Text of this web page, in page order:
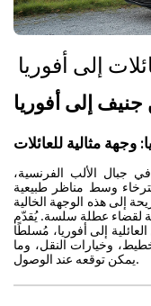
إلى أفوريا
إلى أفوريا
وجهة مثالية للعائلات
جبال الألب الفرنسية،
وسط مناظر طبيعية
إلى هذه الوجهة الخالية
لقضاء عطلة سلسة. يُقدّم
إلى أفوريا، مُسلطًا
وخيارات النقل، وما
يمكن توقعه عند الوصول.